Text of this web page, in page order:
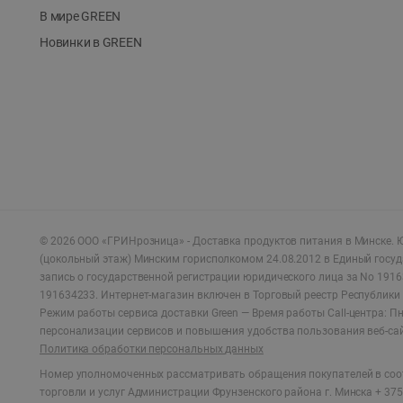
В мире GREEN
Новинки в GREEN
© 2026 ООО «ГРИНрозница» - Доставка продуктов питания в Минске.
(цокольный этаж) Минским горисполкомом 24.08.2012 в Единый
запись о государственной регистрации юридического лица за No
191634233. Интернет-магазин включен в Торговый реестр
Режим работы сервиса доставки Green — Время работы Call-центра:
персонализации сервисов и повышения удобства пользования веб-
Политика обработки персональных данных
Номер уполномоченных рассматривать обращения покупателей в
торговли и услуг Администрации Фрунзенского района г. Минска +